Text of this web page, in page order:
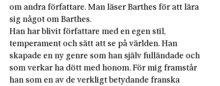
om andra författare. Man läser Barthes för att lära
sig något om Barthes.
Han har blivit författare med en egen stil,
temperament och sätt att se på världen. Han
skapade en ny genre som han själv fulländade och
som verkar ha dött med honom. För mig framstår
han som en av de verkligt betydande franska